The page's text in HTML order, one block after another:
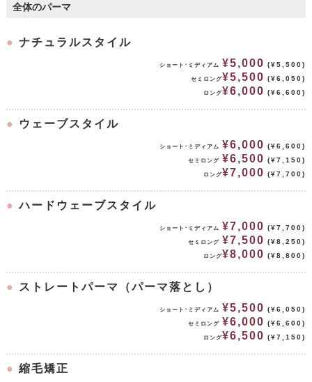
全体のパーマ
● ナチュラルスタイル
ショート･ミディアム ¥5,000 (¥5,500)
セミロング¥5,500 (¥6,050)
ロング¥6,000 (¥6,600)
● ウェーブスタイル
ショート･ミディアム ¥6,000 (¥6,600)
セミロング ¥6,500 (¥7,150)
ロング¥7,000 (¥7,700)
●ハードウェーブスタイル
ショート･ミディアム ¥7,000 (¥7,700)
セミロング ¥7,500 (¥8,250)
ロング¥8,000 (¥8,800)
● ストレートパーマ（パーマ落とし）
ショート･ミディアム ¥5,500 (¥6,050)
セミロング ¥6,000 (¥6,600)
ロング¥6,500 (¥7,150)
● 縮毛矯正